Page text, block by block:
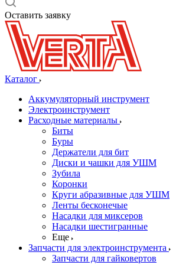
Оставить заявку
Каталог
Аккумуляторный инструмент
Электроинструмент
Расходные материалы
Биты
Буры
Держатели для бит
Диски и чашки для УШМ
Зубила
Коронки
Круги абразивные для УШМ
Ленты бесконечые
Насадки для миксеров
Насадки шестигранные
Еще
Запчасти для электроинструмента
Запчасти для гайковертов